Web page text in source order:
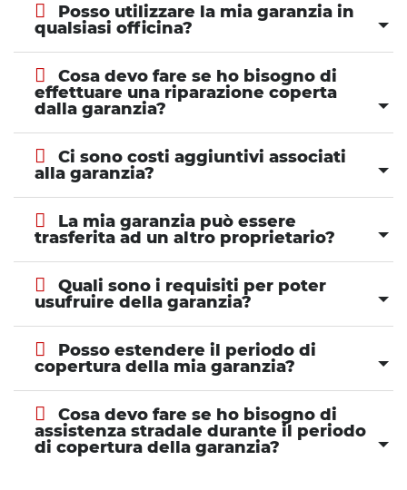
Posso utilizzare la mia garanzia in
qualsiasi officina?
Cosa devo fare se ho bisogno di
effettuare una riparazione coperta
dalla garanzia?
Ci sono costi aggiuntivi associati
alla garanzia?
La mia garanzia può essere
trasferita ad un altro proprietario?
Quali sono i requisiti per poter
usufruire della garanzia?
Posso estendere il periodo di
copertura della mia garanzia?
Cosa devo fare se ho bisogno di
assistenza stradale durante il periodo
di copertura della garanzia?